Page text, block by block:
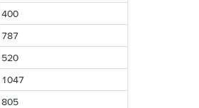
400
787
520
1047
805